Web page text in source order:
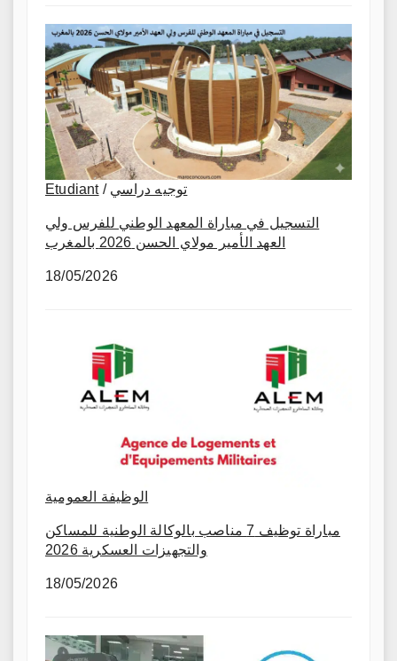
Etudiant/ توجيه دراسي
التسجيل في مباراة المعهد الوطني للفرس ولي
العهد الأمير مولاي الحسن 2026 بالمغرب
18/05/2026
الوظيفة العمومية
مباراة توظيف 7 مناصب بالوكالة الوطنية للمساكن
والتجهيزات العسكرية 2026
18/05/2026